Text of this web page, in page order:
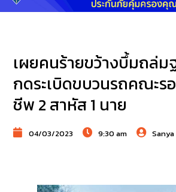
เผยคนร้ายขว้างบึ้มถล่
กดระเบิดขบวนรถคณะร
ชีพ 2 สาหัส 1 นาย
04/03/2023 9:30 am Sanya